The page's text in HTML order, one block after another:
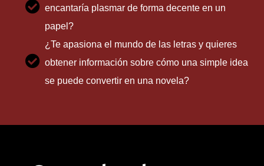
encantaría plasmar de forma decente en un
papel?
¿Te apasiona el mundo de las letras y quieres
obtener información sobre cómo una simple idea
se puede convertir en una novela?